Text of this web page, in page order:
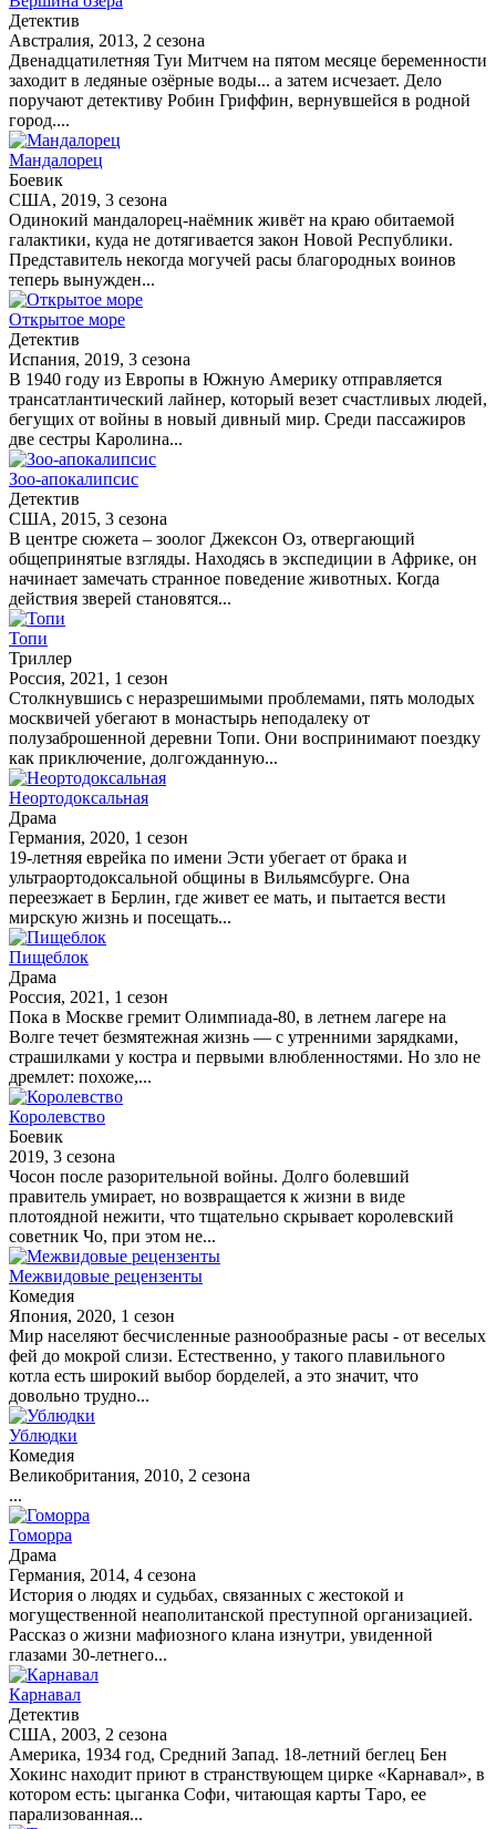
Детектив
Австралия, 2013, 2 сезона
Двенадцатилетняя Туи Митчем на пятом месяце беременности
заходит в ледяные озёрные воды... а затем исчезает. Дело
поручают детективу Робин Гриффин, вернувшейся в родной
город....
Мандалорец
Боевик
США, 2019, 3 сезона
Одинокий мандалорец-наёмник живёт на краю обитаемой
галактики, куда не дотягивается закон Новой Республики.
Представитель некогда могучей расы благородных воинов
теперь вынужден...
Открытое море
Детектив
Испания, 2019, 3 сезона
В 1940 году из Европы в Южную Америку отправляется
трансатлантический лайнер, который везет счастливых людей,
бегущих от войны в новый дивный мир. Среди пассажиров
две сестры Каролина...
Зоо-апокалипсис
Детектив
США, 2015, 3 сезона
В центре сюжета – зоолог Джексон Оз, отвергающий
общепринятые взгляды. Находясь в экспедиции в Африке, он
начинает замечать странное поведение животных. Когда
действия зверей становятся...
Топи
Триллер
Россия, 2021, 1 сезон
Столкнувшись с неразрешимыми проблемами, пять молодых
москвичей убегают в монастырь неподалеку от
полузаброшенной деревни Топи. Они воспринимают поездку
как приключение, долгожданную...
Неортодоксальная
Драма
Германия, 2020, 1 сезон
19-летняя еврейка по имени Эсти убегает от брака и
ультраортодоксальной общины в Вильямсбурге. Она
переезжает в Берлин, где живет ее мать, и пытается вести
мирскую жизнь и посещать...
Пищеблок
Драма
Россия, 2021, 1 сезон
Пока в Москве гремит Олимпиада-80, в летнем лагере на
Волге течет безмятежная жизнь — с утренними зарядками,
страшилками у костра и первыми влюбленностями. Но зло не
дремлет: похоже,...
Королевство
Боевик
2019, 3 сезона
Чосон после разорительной войны. Долго болевший
правитель умирает, но возвращается к жизни в виде
плотоядной нежити, что тщательно скрывает королевский
советник Чо, при этом не...
Межвидовые рецензенты
Комедия
Япония, 2020, 1 сезон
Мир населяют бесчисленные разнообразные расы - от веселых
фей до мокрой слизи. Естественно, у такого плавильного
котла есть широкий выбор борделей, а это значит, что
довольно трудно...
Ублюдки
Комедия
Великобритания, 2010, 2 сезона
...
Гоморра
Драма
Германия, 2014, 4 сезона
История о людях и судьбах, связанных с жестокой и
могущественной неаполитанской преступной организацией.
Рассказ о жизни мафиозного клана изнутри, увиденной
глазами 30-летнего...
Карнавал
Детектив
США, 2003, 2 сезона
Америка, 1934 год, Средний Запад. 18-летний беглец Бен
Хокинс находит приют в странствующем цирке «Карнавал», в
котором есть: цыганка Софи, читающая карты Таро, ее
парализованная...